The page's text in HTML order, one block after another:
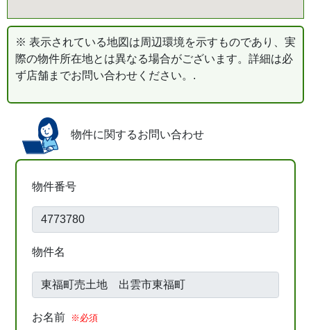
※ 表示されている地図は周辺環境を示すものであり、実
際の物件所在地とは異なる場合がございます。詳細は必
ず店舗までお問い合わせください。.
物件に関するお問い合わせ
物件番号
物件名
お名前 ※必須